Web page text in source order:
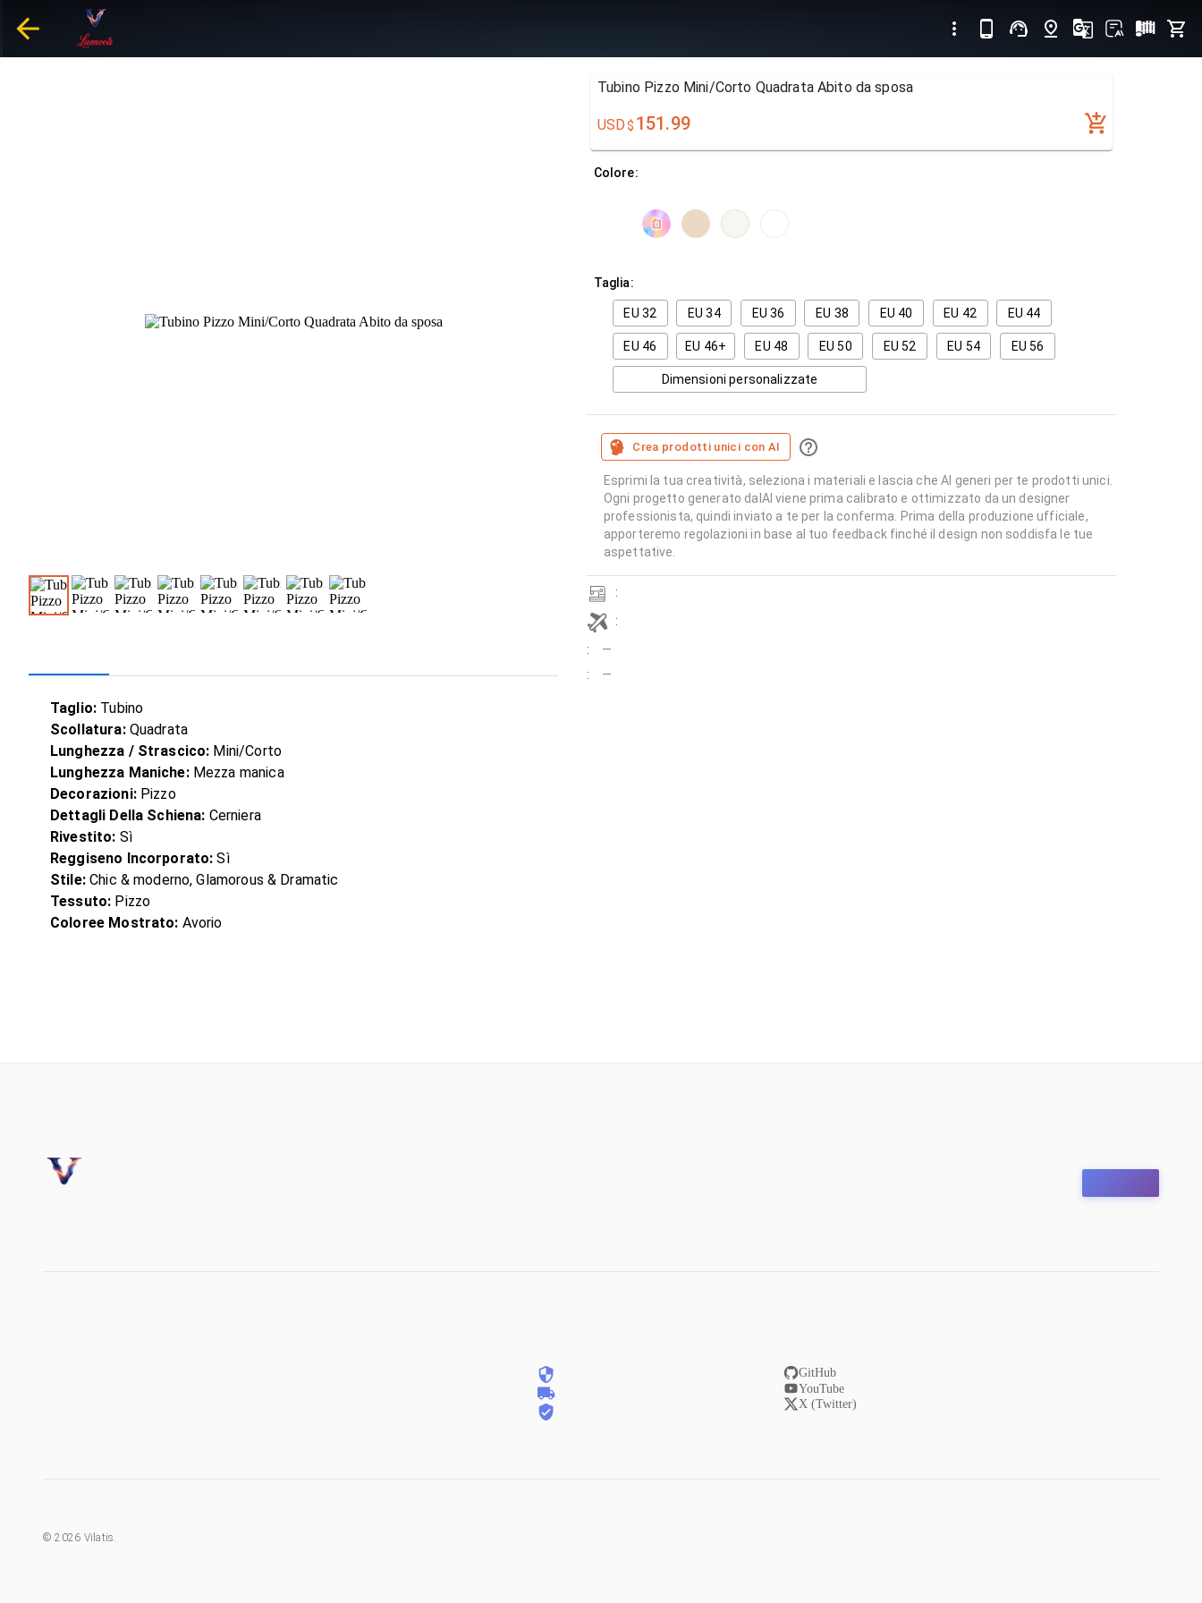
Taglio: Tubino
Scollatura:Quadrata
Lunghezza / Strascico: Mini/Corto
Lunghezza Maniche:Mezza manica
Decorazioni:Pizzo
Dettagli Della Schiena: Cerniera
Rivestito: Sì
Reggiseno Incorporato: Sì
Stile:Chic & moderno, Glamorous & Dramatic
Tessuto: Pizzo
Coloree Mostrato: Avorio
Tubino Pizzo Mini/Corto Quadrata Abito da sposa
USD$ 151.99
Colore:
Taglia:
EU 32 EU 34 EU 36 EU 38 EU 40 EU 42 EU 44
EU 46 EU 46+ EU 48 EU 50 EU 52 EU 54 EU 56
Dimensioni personalizzate
Crea prodotti unici con AI
Esprimi la tua creatività, seleziona i materiali e lascia che AI generi per te prodotti unici.
Ogni progetto generato dalAI viene prima calibrato e ottimizzato da un designer
professionista, quindi inviato a te per la conferma. Prima della produzione ufficiale,
apporteremo regolazioni in base al tuo feedback finché il design non soddisfa le tue
aspettative.
:
:
:
—
:
—
GitHub
YouTube
X (Twitter)
©2026 Vilatis.